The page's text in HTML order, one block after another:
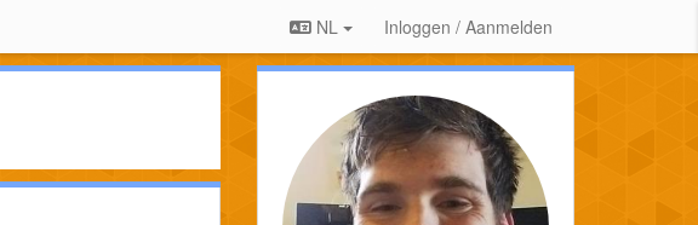
NL Inloggen / Aanmelden